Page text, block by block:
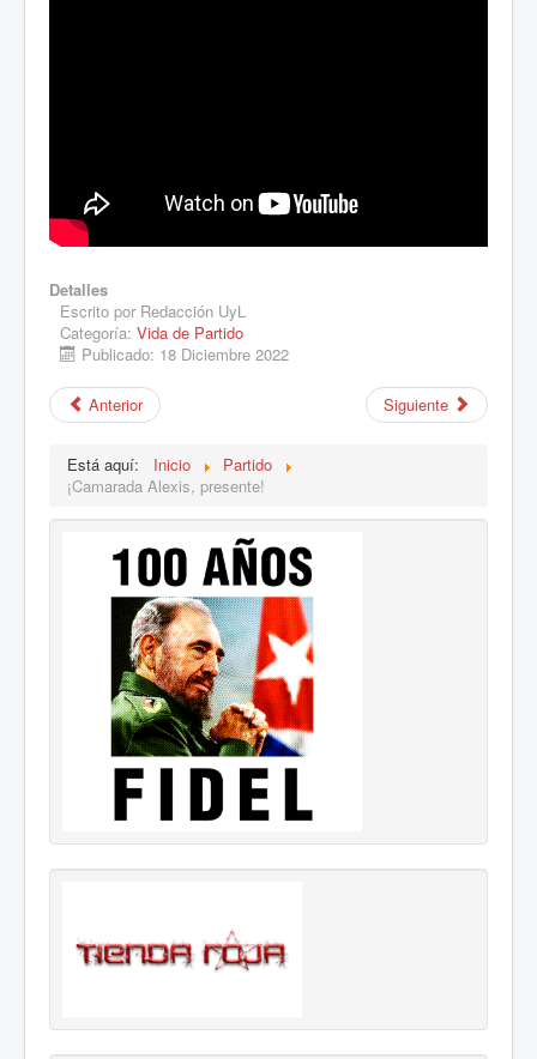
Detalles
Escrito por Redacción UyL
Categoría: Vida de Partido
Publicado: 18 Diciembre 2022
Anterior Siguiente
Está aquí: Inicio
Partido
¡Camarada Alexis, presente!